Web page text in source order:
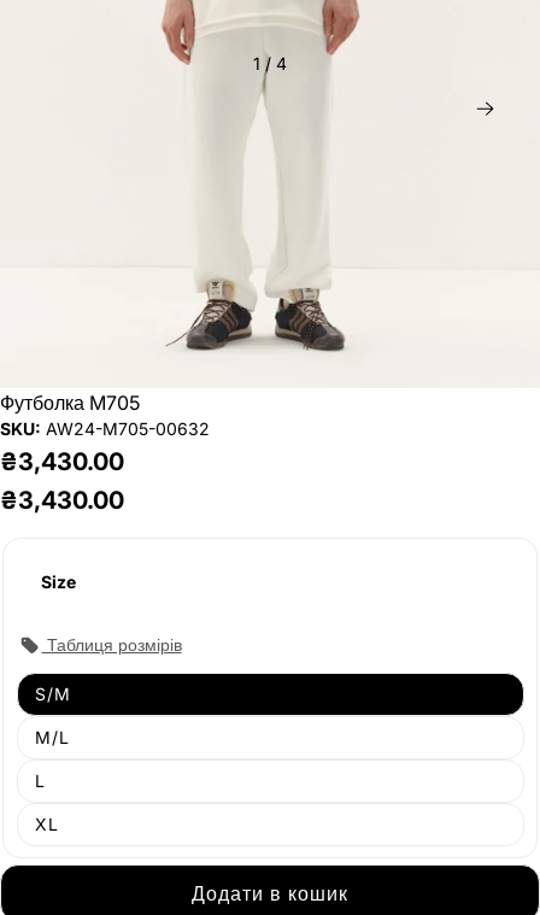
1 / 4
Футболка M705
SKU: AW24-M705-00632
₴3,430.00
₴3,430.00
Size
Таблиця розмірів
S/M
M/L
L
XL
Додати в кошик